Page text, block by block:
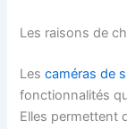
Les raisons de
Lescaméras de
fonctionnalités
Elles permettent